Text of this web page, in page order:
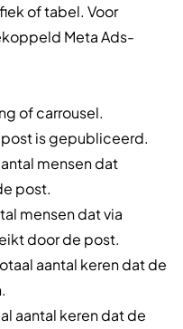
of tabel. Voor
Meta Ads-
of carrousel.
is gepubliceerd.
mensen dat
post.
mensen dat via
door de post.
aantal keren dat de
aantal keren dat de